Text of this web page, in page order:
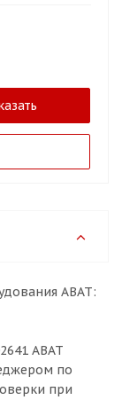
ABAT:
ABAT
по
при